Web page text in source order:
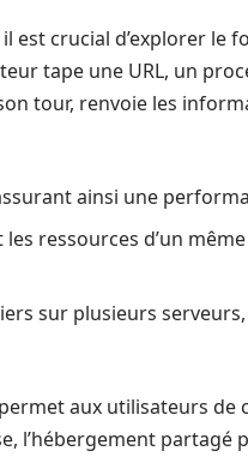
est crucial d’explorer le
tape une URL, un
tour, renvoie les
ainsi une
ressources d’un même
sur plusieurs
aux utilisateurs de
l’hébergement partagé